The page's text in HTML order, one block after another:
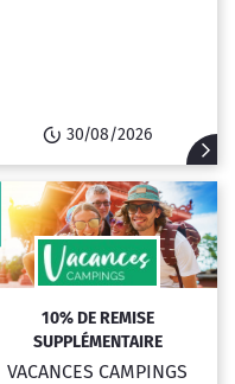
30/08/2026
10% DE REMISE
SUPPLÉMENTAIRE
VACANCES CAMPINGS